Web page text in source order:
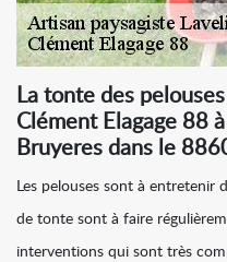
La tonte des
Clément Elagage 88
Bruyeres dans le
Les pelouses sont à entretenir
de tonte sont à faire
interventions qui sont très